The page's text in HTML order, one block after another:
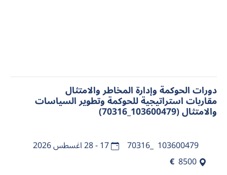
دورات الحوكمة وإدارة المخاطر والامتثال
مقاربات استراتيجية للحوكمة وتطوير السياسات
والامتثال (103600479_70316)
103600479_70316
17 - 28 اغسطس 2026
8500
€